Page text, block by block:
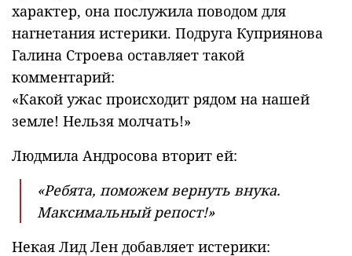
характер, она послужила поводом для
нагнетания истерики. Подруга Куприянова
Галина Строева оставляет такой
комментарий:
«Какой ужас происходит рядом на нашей
земле! Нельзя молчать!»
Людмила Андросова вторит ей:
«Ребята, поможем вернуть внука.
Максимальный репост!»
Некая Лид Лен добавляет истерики: